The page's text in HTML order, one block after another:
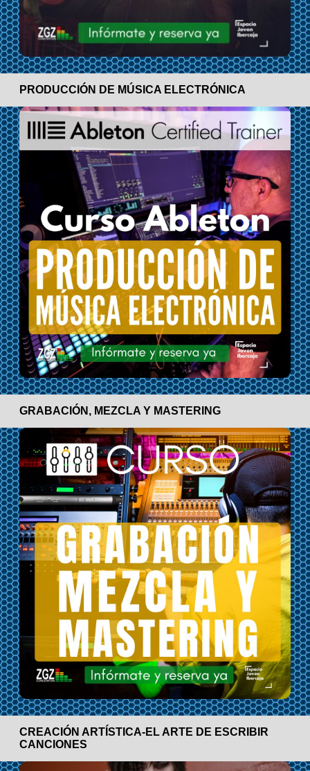
PRODUCCIÓN DE MÚSICA ELECTRÓNICA
GRABACIÓN, MEZCLA Y MASTERING
CREACIÓN ARTÍSTICA-EL ARTE DE ESCRIBIR
CANCIONES